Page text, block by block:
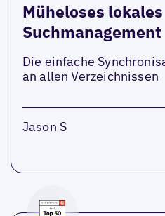
Müheloses lokales
Suchmanagement
Die einfache
an allen Verzeichnissen
Jason S